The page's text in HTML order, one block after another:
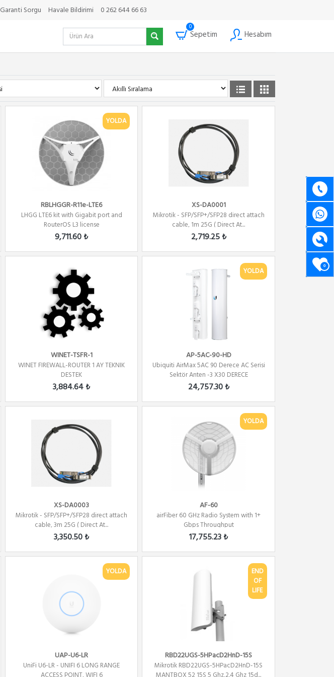
Garanti Sorgu Havale Bildirimi 0 262 644 66 63
0
Sepetim Hesabım
0
YOLDA
RBLHGGR-R11e-LTE6
LHGG LTE6 kit with Gigabit port and
RouterOS L3 license
9,711.60 ₺
XS-DA0001
Mikrotik - SFP/SFP+/SFP28 direct attach
cable, 1m 25G ( Direct At...
2,719.25 ₺
WINET-TSFR-1
WINET FIREWALL-ROUTER 1 AY TEKNIK
DESTEK
3,884.64 ₺
YOLDA
AP-5AC-90-HD
Ubiquiti AirMax 5AC 90 Derece AC Serisi
Sektör Anten -3 X30 DERECE
24,757.30 ₺
XS-DA0003
Mikrotik - SFP/SFP+/SFP28 direct attach
cable, 3m 25G ( Direct At...
3,350.50 ₺
YOLDA
AF-60
airFiber 60 GHz Radio System with 1+
Gbps Throughput
17,755.23 ₺
YOLDA
UAP-U6-LR
UniFi U6-LR - UNIFI 6 LONG RANGE
END
OF
LIFE
RBD22UGS-5HPacD2HnD-15S
Mikrotik RBD22UGS-5HPacD2HnD-15S